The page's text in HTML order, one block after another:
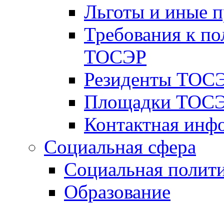
Льготы и иные
Требования к
ТОСЭР
Резиденты
Площадки
Контактная
Социальная сфера
Социальная
Образование